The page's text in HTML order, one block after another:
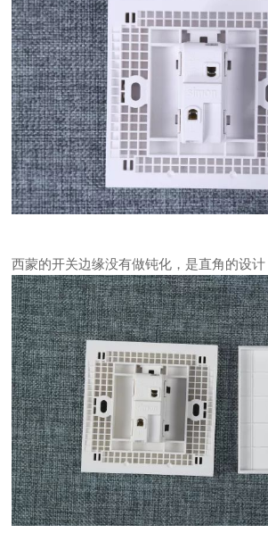
西蒙的开关边缘没有做钝化，是直角的设